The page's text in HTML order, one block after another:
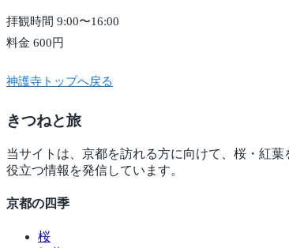
拝観時間 9:00〜16:00
料金 600円
神護寺トップへ戻る
きつねと旅
当サイトは、京都を訪れる方に向けて、桜・紅
役立つ情報を発信しています。
京都の四季
桜